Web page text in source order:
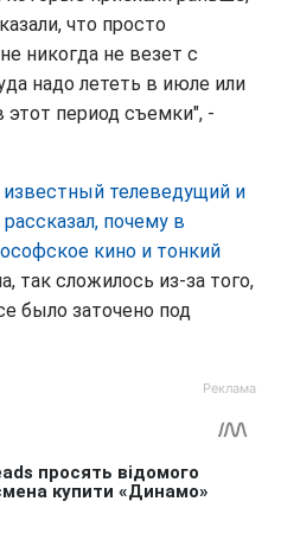
что просто
никогда не везет с
надо лететь в июле или
этот период съемки", -
известный телеведущий и
почему в
кино и тонкий
так сложилось из-за того,
было заточено под